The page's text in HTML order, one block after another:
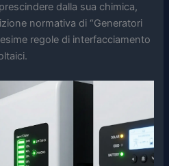
dalla sua chimica,
normativa di “Generatori
regole di interfacciamento